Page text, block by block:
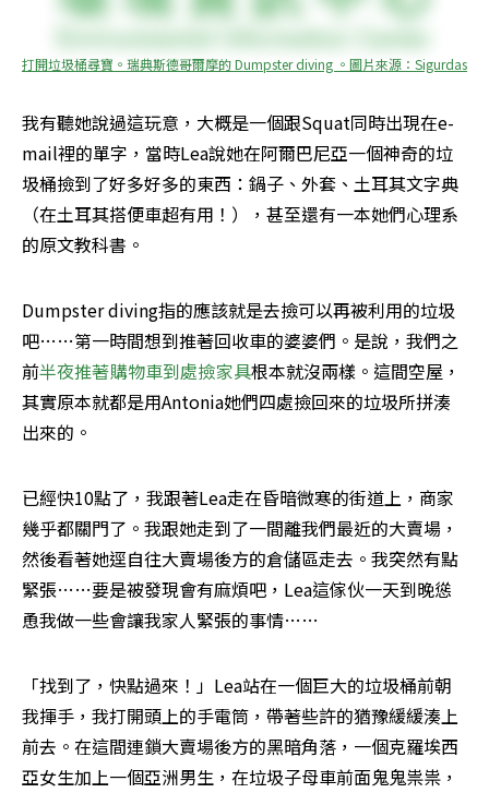
打開垃圾桶尋寶。瑞典斯德哥爾摩的 Dumpster diving 。圖片來源：Sigurdas
我有聽她說過這玩意，大概是一個跟Squat同時出現在e-
mail裡的單字，當時Lea說她在阿爾巴尼亞一個神奇的垃
圾桶撿到了好多好多的東西：鍋子、外套、土耳其文字典
（在土耳其搭便車超有用！），甚至還有一本她們心理系
的原文教科書。
Dumpster diving指的應該就是去撿可以再被利用的垃圾
吧……第一時間想到推著回收車的婆婆們。是說，我們之
前半夜推著購物車到處撿家具根本就沒兩樣。這間空屋，
其實原本就都是用Antonia她們四處撿回來的垃圾所拼湊
出來的。
已經快10點了，我跟著Lea走在昏暗微寒的街道上，商家
幾乎都關門了。我跟她走到了一間離我們最近的大賣場，
然後看著她逕自往大賣場後方的倉儲區走去。我突然有點
緊張……要是被發現會有麻煩吧，Lea這傢伙一天到晚慫
恿我做一些會讓我家人緊張的事情……
「找到了，快點過來！」Lea站在一個巨大的垃圾桶前朝
我揮手，我打開頭上的手電筒，帶著些許的猶豫緩緩湊上
前去。在這間連鎖大賣場後方的黑暗角落，一個克羅埃西
亞女生加上一個亞洲男生，在垃圾子母車前面鬼鬼祟祟，